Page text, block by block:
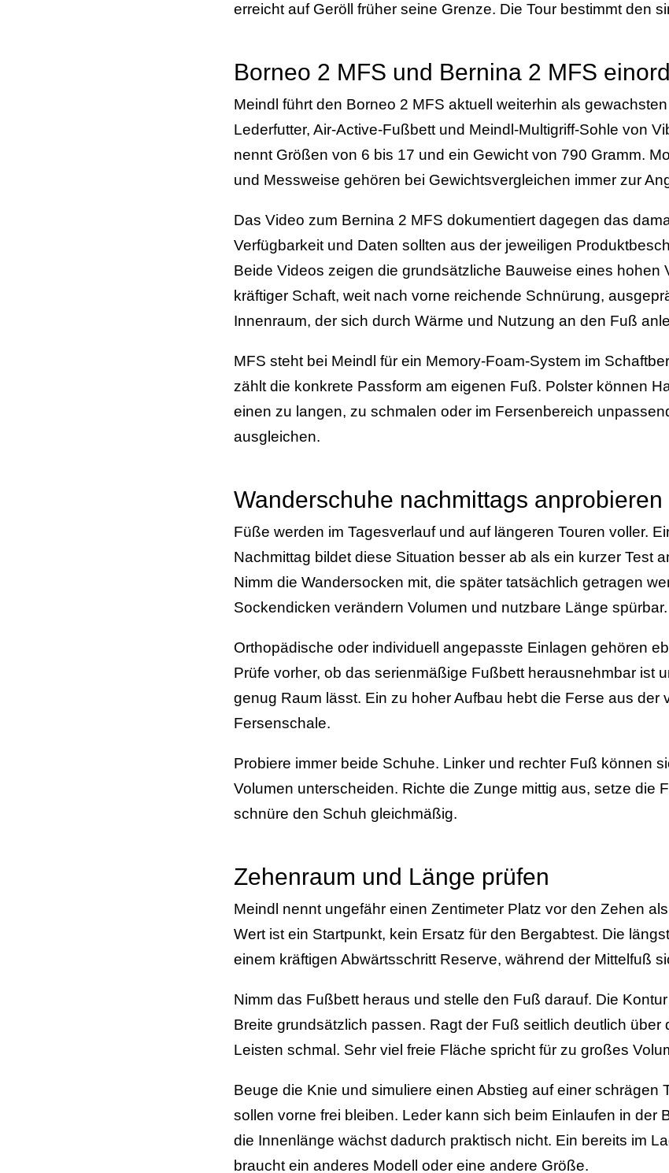
erreicht auf Geröll früher seine Grenze. Die Tour bestimmt den
Borneo 2 MFS und Bernina 2 MFS
Meindl führt den Borneo 2 MFS aktuell weiterhin als
Lederfutter, Air-Active-Fußbett und Meindl-Multigriff-Sohle von
nennt Größen von 6 bis 17 und ein Gewicht von 790 Gramm.
und Messweise gehören bei Gewichtsvergleichen immer zur
Das Video zum Bernina 2 MFS dokumentiert dagegen das
Verfügbarkeit und Daten sollten aus der jeweiligen
Beide Videos zeigen die grundsätzliche Bauweise eines hohen
kräftiger Schaft, weit nach vorne reichende Schnürung,
Innenraum, der sich durch Wärme und Nutzung an den Fuß
MFS steht bei Meindl für ein Memory-Foam-System im
zählt die konkrete Passform am eigenen Fuß. Polster können
einen zu langen, zu schmalen oder im Fersenbereich
ausgleichen.
Wanderschuhe nachmittags anprobieren
Füße werden im Tagesverlauf und auf längeren Touren voller.
Nachmittag bildet diese Situation besser ab als ein kurzer Test
Nimm die Wandersocken mit, die später tatsächlich getragen
Sockendicken verändern Volumen und nutzbare Länge spürbar.
Orthopädische oder individuell angepasste Einlagen gehören
Prüfe vorher, ob das serienmäßige Fußbett herausnehmbar ist
genug Raum lässt. Ein zu hoher Aufbau hebt die Ferse aus der
Fersenschale.
Probiere immer beide Schuhe. Linker und rechter Fuß können
Volumen unterscheiden. Richte die Zunge mittig aus, setze die
schnüre den Schuh gleichmäßig.
Zehenraum und Länge prüfen
Meindl nennt ungefähr einen Zentimeter Platz vor den Zehen
Wert ist ein Startpunkt, kein Ersatz für den Bergabtest. Die
einem kräftigen Abwärtsschritt Reserve, während der Mittelfuß
Nimm das Fußbett heraus und stelle den Fuß darauf. Die
Breite grundsätzlich passen. Ragt der Fuß seitlich deutlich über
Leisten schmal. Sehr viel freie Fläche spricht für zu großes
Beuge die Knie und simuliere einen Abstieg auf einer schrägen
sollen vorne frei bleiben. Leder kann sich beim Einlaufen in der
die Innenlänge wächst dadurch praktisch nicht. Ein bereits im
braucht ein anderes Modell oder eine andere Größe.